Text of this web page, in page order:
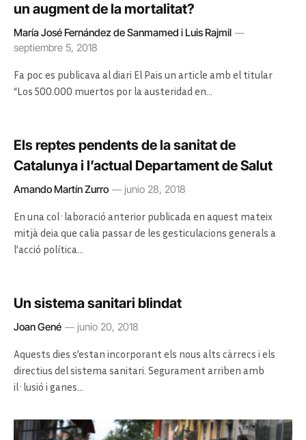
un augment de la mortalitat?
María José Fernández de Sanmamed i Luis Rajmil
septiembre 5, 2018
Fa poc es publicava al diari El Pais un article amb el titular
“Los 500.000 muertos por la austeridad en…
Els reptes pendents de la sanitat de
Catalunya i l’actual Departament de Salut
Amando Martín Zurro junio 28, 2018
En una col·laboració anterior publicada en aquest mateix
mitjà deia que calia passar de les gesticulacions generals a
l’acció política…
Un sistema sanitari blindat
Joan Gené junio 20, 2018
Aquests dies s’estan incorporant els nous alts càrrecs i els
directius del sistema sanitari. Segurament arriben amb
il·lusió i ganes…